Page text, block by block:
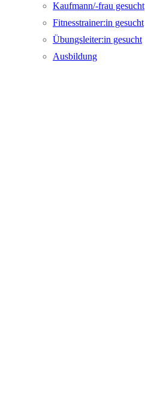
Kaufmann/-frau gesucht
Fitnesstrainer:in gesucht
Übungsleiter:in gesucht
Ausbildung